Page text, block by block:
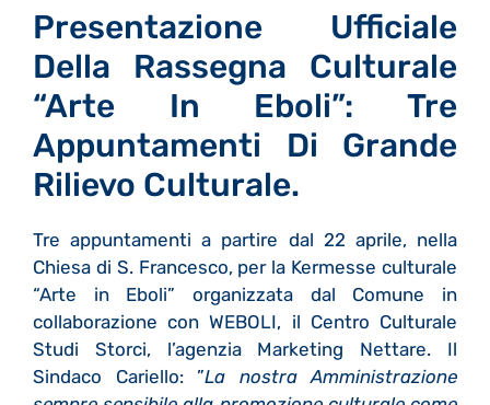
Presentazione Ufficiale
Della Rassegna Culturale
“Arte In Eboli”: Tre
Appuntamenti Di Grande
Rilievo Culturale.
Tre appuntamenti a partire dal 22 aprile, nella
Chiesa di S. Francesco, per la Kermesse culturale
“Arte in Eboli” organizzata dal Comune in
collaborazione conWEBOLI, il Centro Culturale
Studi Storci, l’agenzia Marketing Nettare. Il
Sindaco Cariello: ”La nostra Amministrazione